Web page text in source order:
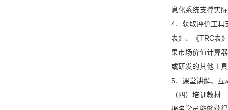
息化系统支撑实
4．获取评价工具
表》、《TRC表
果市场价值计算
或研发的其他工
5．课堂讲解、互
（四）培训教材